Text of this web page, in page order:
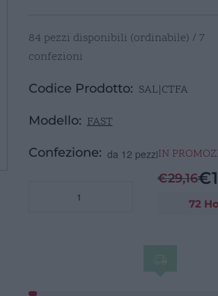
84 pezzi disponibili (ordinabile) / 7
confezioni
Codice Prodotto: SAL|CTFA
Modello: FAST
Confezione: da 12 pezziIN
€29,16€
72